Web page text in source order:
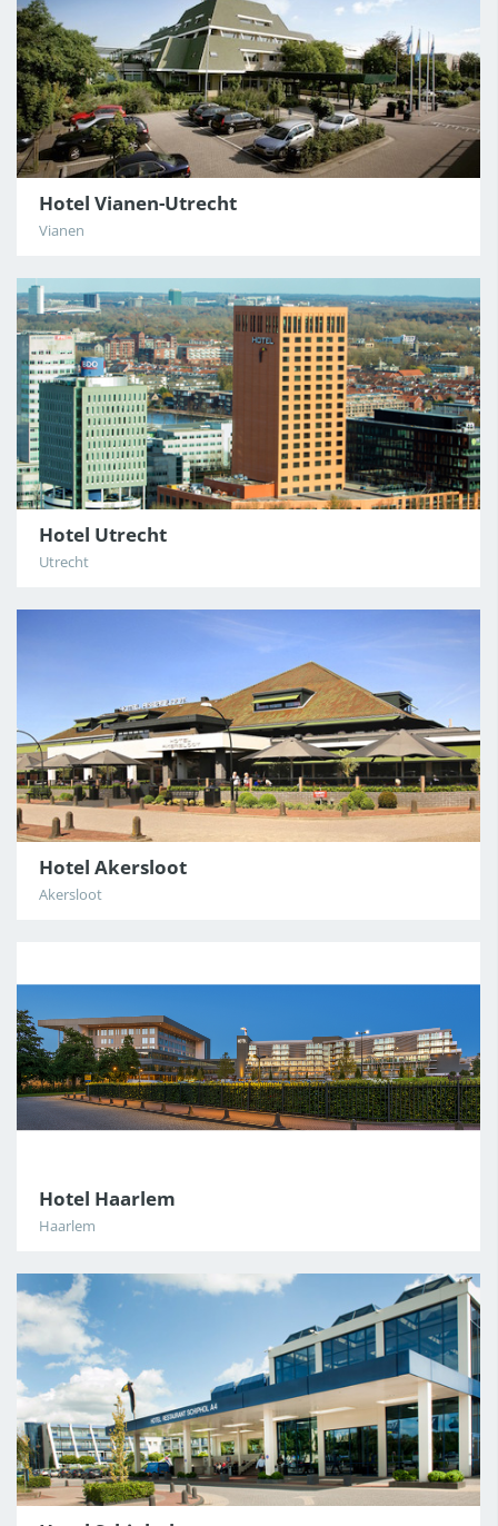
Hotel Vianen-Utrecht
Vianen
Hotel Utrecht
Utrecht
Hotel Akersloot
Akersloot
Hotel Haarlem
Haarlem
BAR